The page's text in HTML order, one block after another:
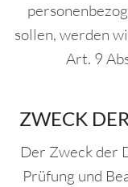
sollen, werden
Art. 9
ZWECK
Der Zweck der
Prüfung und